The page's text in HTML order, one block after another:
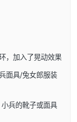
，加入了晃动效果
面具/兔女郎服装
兵的靴子或面具